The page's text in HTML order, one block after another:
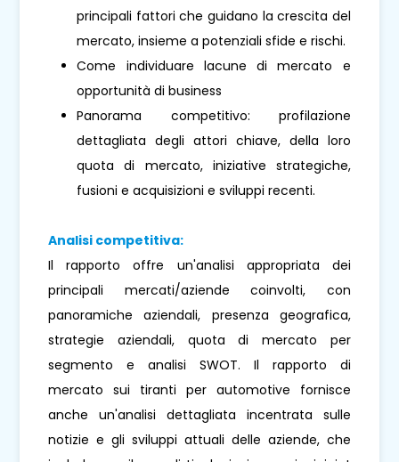
principali fattori che guidano la crescita del
mercato, insieme a potenziali sfide e rischi.
Come individuare lacune di mercato e
opportunità di business
Panorama competitivo: profilazione
dettagliata degli attori chiave, della loro
quota di mercato, iniziative strategiche,
fusioni e acquisizioni e sviluppi recenti.
Analisi competitiva:
Il rapporto offre un'analisi appropriata dei
principali mercati/aziende coinvolti, con
panoramiche aziendali, presenza geografica,
strategie aziendali, quota di mercato per
segmento e analisi SWOT. Il rapporto di
mercato sui tiranti per automotive fornisce
anche un'analisi dettagliata incentrata sulle
notizie e gli sviluppi attuali delle aziende, che